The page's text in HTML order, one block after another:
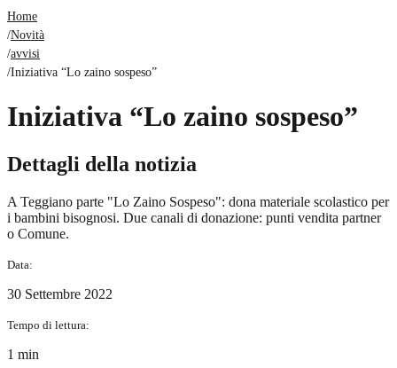
Home
/Novità
/avvisi
/Iniziativa “Lo zaino sospeso”
Iniziativa “Lo zaino sospeso”
Dettagli della notizia
A Teggiano parte "Lo Zaino Sospeso": dona materiale scolastico per
i bambini bisognosi. Due canali di donazione: punti vendita partner
o Comune.
Data:
30 Settembre 2022
Tempo di lettura:
1 min